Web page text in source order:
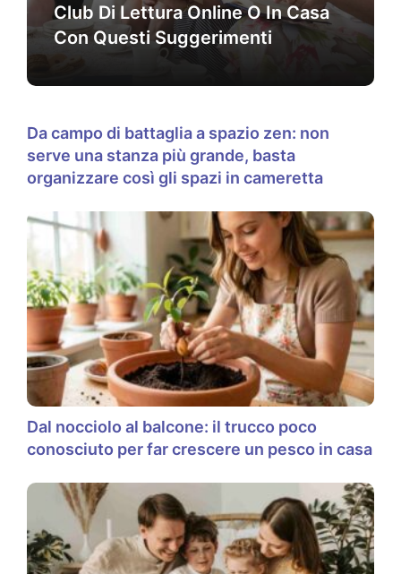
Club Di Lettura Online O In Casa
Con Questi Suggerimenti
Da campo di battaglia a spazio zen: non
serve una stanza più grande, basta
organizzare così gli spazi in cameretta
Dal nocciolo al balcone: il trucco poco
conosciuto per far crescere un pesco in casa